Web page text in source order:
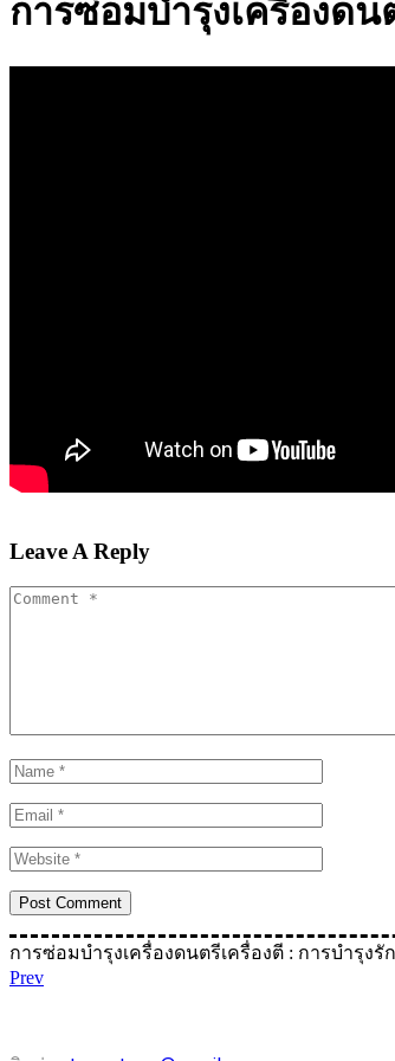
การซ่อมบำรุงเครื่องด
Leave A Reply
การซ่อมบำรุงเครื่องดนตรีเครื่องตี : การบำรุงรั
Prev